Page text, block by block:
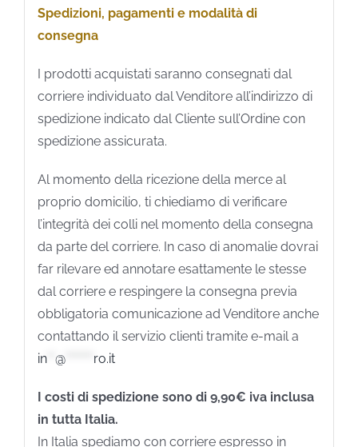
Spedizioni, pagamenti e modalità di
consegna
I prodotti acquistati saranno consegnati dal
corriere individuato dal Venditore all’indirizzo di
spedizione indicato dal Cliente sull’Ordine con
spedizione assicurata.
Al momento della ricezione della merce al
proprio domicilio, ti chiediamo di verificare
l’integrità dei colli nel momento della consegna
da parte del corriere. In caso di anomalie dovrai
far rilevare ed annotare esattamente le stesse
dal corriere e respingere la consegna previa
obbligatoria comunicazione ad Venditore anche
contattando il servizio clienti tramite e-mail a
in** @******* ro.it
I costi di spedizione sono di 9,90€ iva inclusa
in tutta Italia.
In Italia spediamo con corriere espresso in